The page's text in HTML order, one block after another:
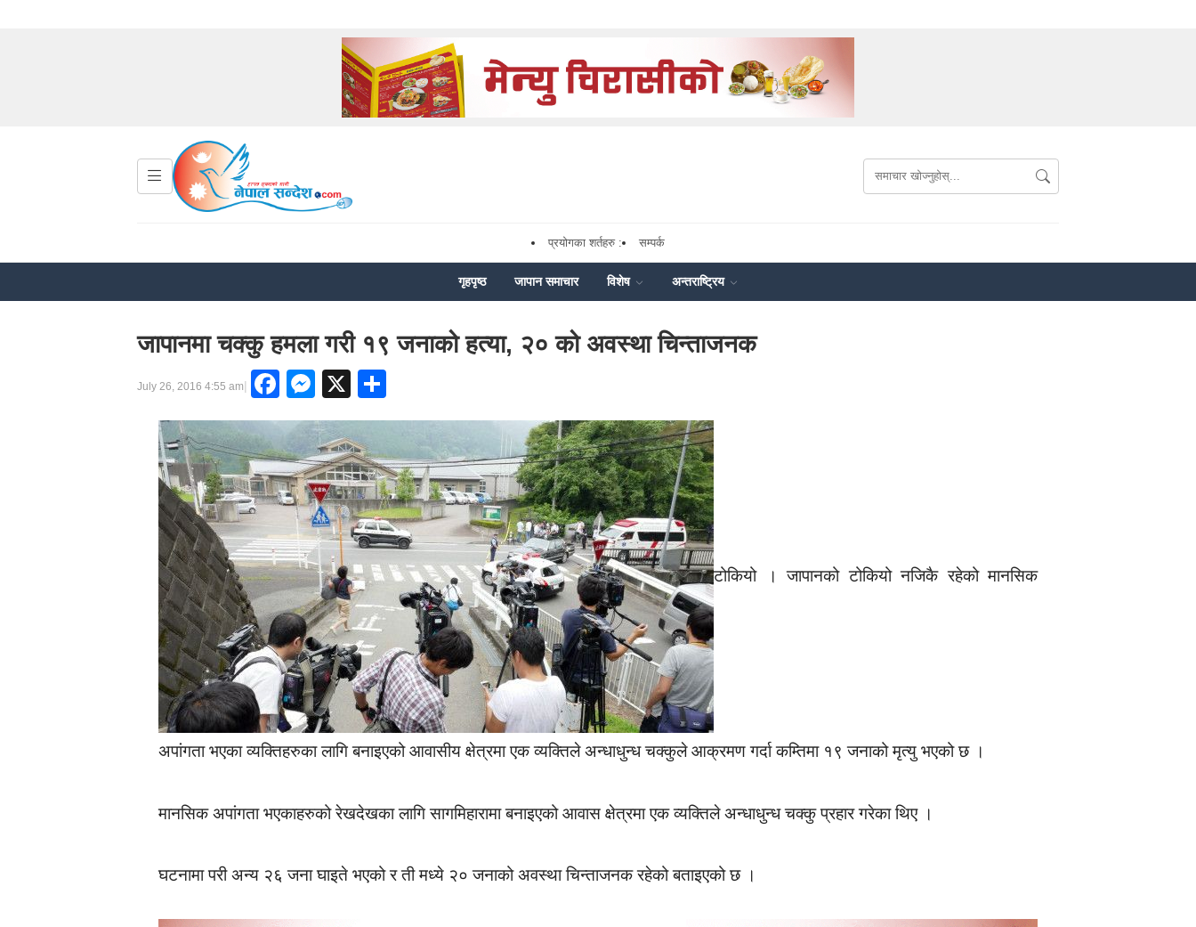
प्रयोगका शर्तहरु : सम्पर्क
गृहपृष्ठ जापान समाचार विशेष अन्तराष्ट्रिय
जापानमा चक्कु हमला गरी १९ जनाको हत्या, २० को अवस्था चिन्ताजनक
July 26, 2016 4:55 am| Facebook
Messenger
X
टोकियो । जापानको टोकियो नजिकै रहेको मानसिक
अपांगता भएका व्यक्तिहरुका लागि बनाइएको आवासीय क्षेत्रमा एक व्यक्तिले अन्धाधुन्ध चक्कुले आक्रमण गर्दा कम्तिमा १९ जनाको मृत्यु भएको छ ।
मानसिक अपांगता भएकाहरुको रेखदेखका लागि सागमिहारामा बनाइएको आवास क्षेत्रमा एक व्यक्तिले अन्धाधुन्ध चक्कु प्रहार गरेका थिए ।
घटनामा परी अन्य २६ जना घाइते भएको र ती मध्ये २० जनाको अवस्था चिन्ताजनक रहेको बताइएको छ ।